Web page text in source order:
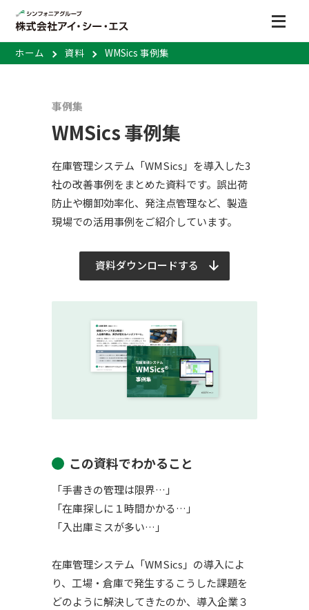
ホーム 資料 WMSics 事例集
事例集
WMSics 事例集
在庫管理システム「WMSics」を導入した3
社の改善事例をまとめた資料です。誤出荷
防止や棚卸効率化、発注点管理など、製造
現場での活用事例をご紹介しています。
資料ダウンロードする
この資料でわかること
「手書きの管理は限界…」
「在庫探しに１時間かかる…」
「入出庫ミスが多い…」
在庫管理システム「WMSics」の導入によ
り、工場・倉庫で発生するこうした課題を
どのように解決してきたのか、導入企業３